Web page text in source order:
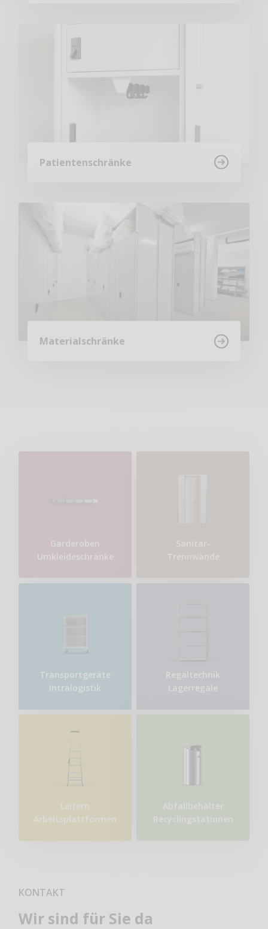
Patientenschränke
Materialschränke
Garderoben
Umkleideschränke
Sanitär-
Trennwände
Transport​geräte
Intralogistik
Regaltechnik
Lagerregale
Leitern
Arbeitsplattformen
Abfallbehälter
Recyclingstationen
KONTAKT
Wir sind für Sie da